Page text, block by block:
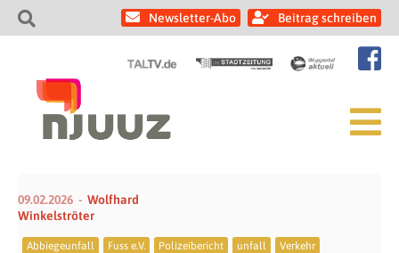
Newsletter-Abo Beitrag schreiben
09.02.2026
Wolfhard
Winkelströter
Abbiegeunfall Fuss e.V. Polizeibericht unfall
Verkehr